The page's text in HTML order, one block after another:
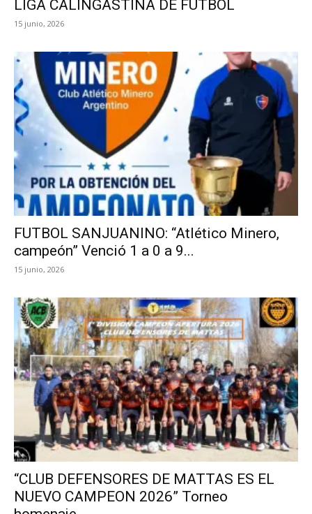
LIGA CALINGASTINA DE FUTBOL
15 junio, 2026
FUTBOL SANJUANINO: “Atlético Minero,
campeón” Venció 1 a 0 a 9...
15 junio, 2026
“CLUB DEFENSORES DE MATTAS ES EL
NUEVO CAMPEON 2026” Torneo